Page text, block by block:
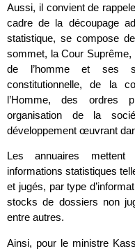
Aussi, il convient de
cadre de la découpage
statistique, se compose
sommet, la Cour
de l’homme et ses
constitutionnelle, de la
l’Homme, des ordres
organisation de la
développement œuvrant
Les annuaires mettent
informations statistiques
et jugés, par type
stocks de dossiers non
entre autres.
Ainsi, pour le ministre